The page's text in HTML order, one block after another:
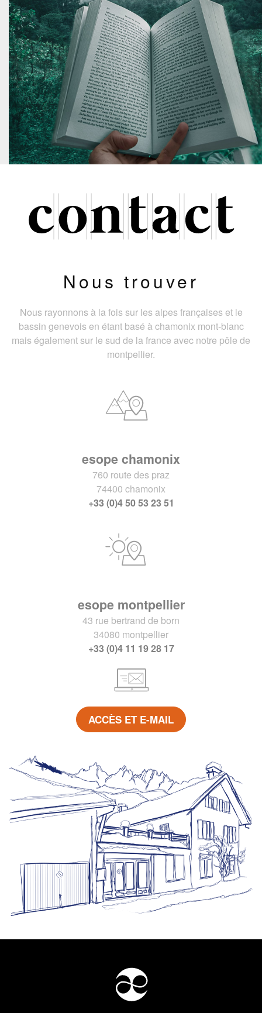
Nous trouver
Nous rayonnons à la fois sur les alpes françaises et le
bassin genevois en étant basé à chamonix mont-blanc
mais également sur le sud de la france avec notre pôle de
montpellier.
esope chamonix
760 route des praz
74400 chamonix
+33 (0)4 50 53 23 51
esope montpellier
43 rue bertrand de born
34080 montpellier
+33 (0)4 11 19 28 17
ACCÈS ET E-MAIL